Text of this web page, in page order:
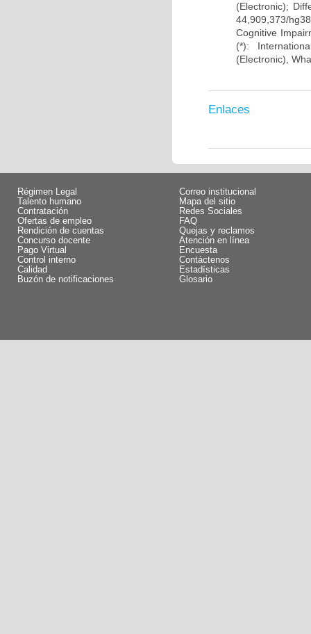
(Electronic);
44,909,373/
Cognitive
(*):
(Electronic),
Enlaces
Régimen Legal
Talento humano
Contratación
Ofertas de empleo
Rendición de cuentas
Concurso docente
Pago Virtual
Control interno
Calidad
Buzón de notificaciones
Correo institucional
Mapa del sitio
Redes Sociales
FAQ
Quejas y reclamos
Atención en línea
Encuesta
Contáctenos
Estadísticas
Glosario